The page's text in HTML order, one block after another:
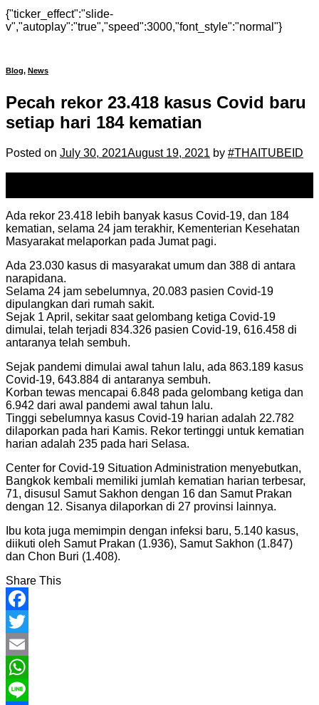
{"ticker_effect":"slide-
v","autoplay":"true","speed":3000,"font_style":"normal"}
Blog, News
Pecah rekor 23.418 kasus Covid baru
setiap hari 184 kematian
Posted on July 30, 2021August 19, 2021 by #THAITUBEID
Ada rekor 23.418 lebih banyak kasus Covid-19, dan 184
kematian, selama 24 jam terakhir, Kementerian Kesehatan
Masyarakat melaporkan pada Jumat pagi.
Ada 23.030 kasus di masyarakat umum dan 388 di antara
narapidana.
Selama 24 jam sebelumnya, 20.083 pasien Covid-19
dipulangkan dari rumah sakit.
Sejak 1 April, sekitar saat gelombang ketiga Covid-19
dimulai, telah terjadi 834.326 pasien Covid-19, 616.458 di
antaranya telah sembuh.
Sejak pandemi dimulai awal tahun lalu, ada 863.189 kasus
Covid-19, 643.884 di antaranya sembuh.
Korban tewas mencapai 6.848 pada gelombang ketiga dan
6.942 dari awal pandemi awal tahun lalu.
Tinggi sebelumnya kasus Covid-19 harian adalah 22.782
dilaporkan pada hari Kamis. Rekor tertinggi untuk kematian
harian adalah 235 pada hari Selasa.
Center for Covid-19 Situation Administration menyebutkan,
Bangkok kembali memiliki jumlah kematian harian terbesar,
71, disusul Samut Sakhon dengan 16 dan Samut Prakan
dengan 12. Sisanya dilaporkan di 27 provinsi lainnya.
Ibu kota juga memimpin dengan infeksi baru, 5.140 kasus,
diikuti oleh Samut Prakan (1.936), Samut Sakhon (1.847)
dan Chon Buri (1.408).
Share This
Facebook
Twitter
Email
WhatsApp